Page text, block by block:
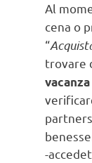
Al
cena o
“
trovare
vacanza
-